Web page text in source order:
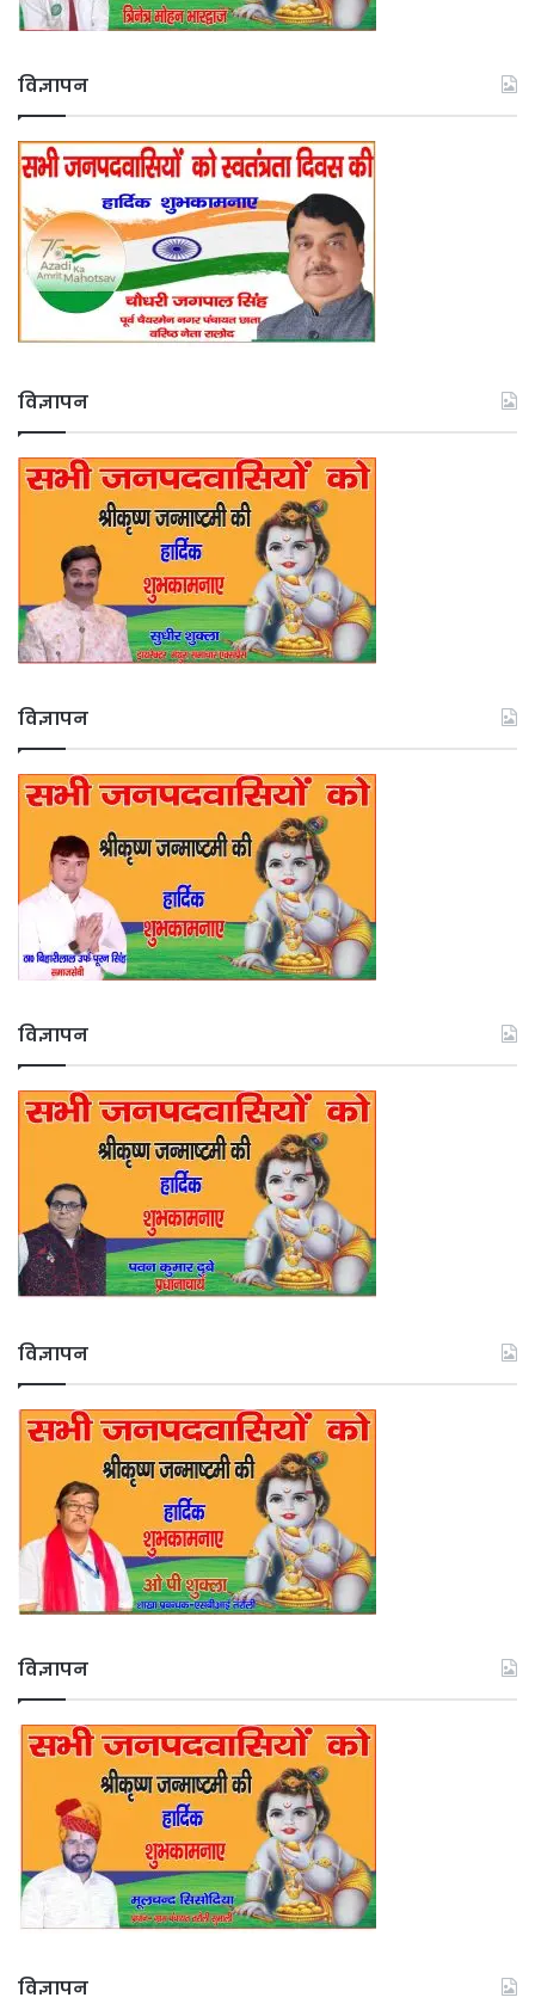
विज्ञापन
विज्ञापन
विज्ञापन
विज्ञापन
विज्ञापन
विज्ञापन
विज्ञापन